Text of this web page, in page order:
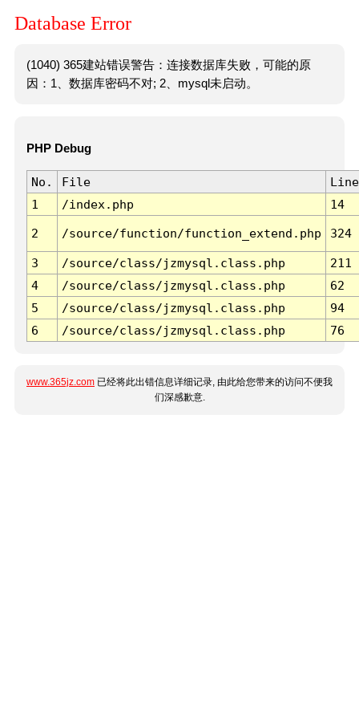
Database Error
(1040) 365建站错误警告：连接数据库失败，可能的原
因：1、数据库密码不对; 2、mysql未启动。
PHP Debug
No. File
Line
1
/index.php 14
2 /source/function/function_extend.php 324
3 /source/class/jzmysql.class.php
211
4
/source/class/jzmysql.class.php
62
5
/source/class/jzmysql.class.php
94
6
/source/class/jzmysql.class.php 76
www.365jz.com 已经将此出错信息详细记录, 由此给您带来的访问不便我
们深感歉意.